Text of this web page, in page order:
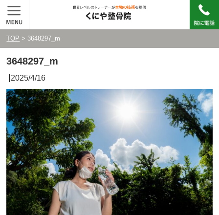
TOP > 3648297_m
3648297_m
2025/4/16